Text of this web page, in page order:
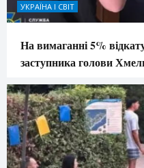
УКРАЇНА І СВІТ
На вимаганні 5%
заступника голови